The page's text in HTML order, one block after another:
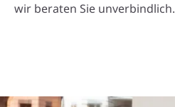
wir beraten Sie unverbindlich.